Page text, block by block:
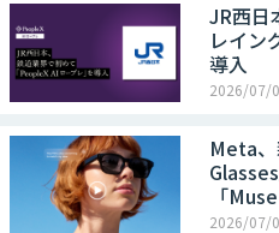
JR西日
レイン
導入
2026/07/
Meta
「
2026/07/